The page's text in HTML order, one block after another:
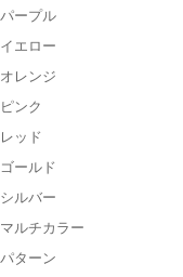
パープル
イエロー
オレンジ
ピンク
レッド
ゴールド
シルバー
マルチカラー
パターン